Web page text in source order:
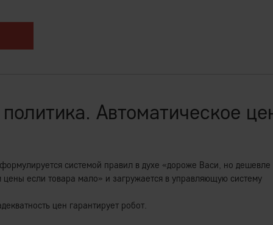
настроенными финансовыми стимулами,
НЕадекватные сотрудники не
и увольняются.
лице маркетинговую стратегию и
полноценно возможен только в рамках
Автоматическое
системой правил в духе «дороже Васи, но дешевле
если товара мало» и загружается в управляющую систему
цен гарантирует робот.